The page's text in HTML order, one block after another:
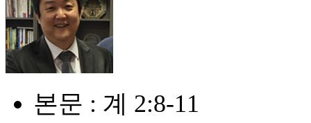
본문 : 계 2:8-11